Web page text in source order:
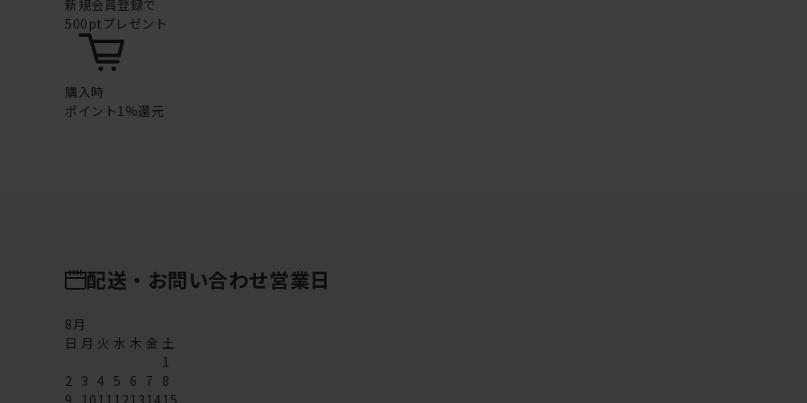
新規会員登録で
500ptプレゼント
購入時
ポイント1%還元
配送・お問い合わせ営業日
8月
日 月 火 水 木 金 土
1
2 3 4 5 6 7 8